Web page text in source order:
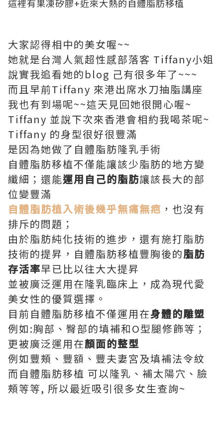
這裡有果凍矽膠+近來大熱的自體脂肪移植
大家認得相中的美女喔~~
她就是台灣人氣超性感部落客 Tiffany小姐
說實我追看她的blog 己有很多年了~~~
而且早前Tiffany 來港出席水刀抽脂講座
我也有到場呢~~這天見回她很開心喔~
Tiffany 並說下次來香港會相約我喝茶呢~
Tiffany 的身型很好很豐滿
是因為她做了 自體脂肪隆乳手術
自體脂肪移植不僅能讓該少脂肪的地方變
纖細；還能運用自己的脂肪讓該長大的部
位變豐滿
自體脂肪植入術後幾乎無痛無疤 ，也沒有
排斥的問題；
由於脂肪純化技術的進步，還有施打脂肪
技術的提昇，自體脂肪移植豐胸後的脂肪
存活率早已比以往大大提昇
並被廣泛運用在隆乳臨床上，成為現代愛
美女性的優質選擇。
目前自體脂肪移植不僅運用在身體的雕塑
例如:胸部、臀部的填補和O型腿修飾等；
更被廣泛運用在顏面的整型
例如豐頰、豐額、豐夫妻宮及填補法令紋
而自體脂肪移植 可以隆乳、補太陽穴、臉
頰等等, 所以最近吸引很多女生查詢~